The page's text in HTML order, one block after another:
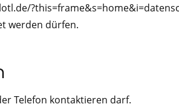
werden dürfen.
Telefon kontaktieren darf.